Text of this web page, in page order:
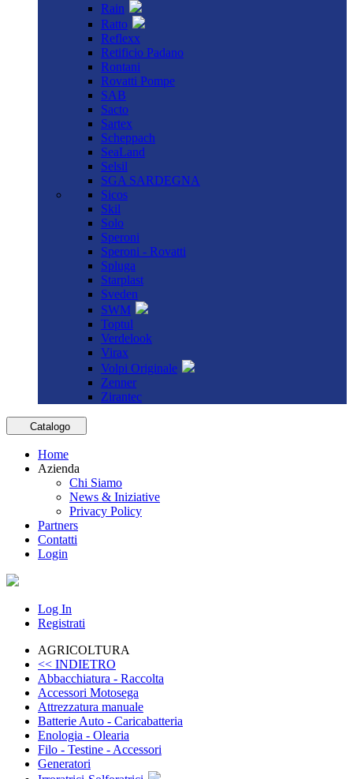
Rain
Ratto
Reflexx
Retificio Padano
Rontani
Rovatti Pompe
SAB
Sacto
Sartex
Scheppach
SeaLand
Selsil
SGA SARDEGNA
Sicos
Skil
Solo
Speroni
Speroni - Rovatti
Spluga
Starplast
Sveden
SWM
Toptul
Verdelook
Virax
Volpi Originale
Zenner
Zirantec
Catalogo
Home
Azienda
Chi Siamo
News & Iniziative
Privacy Policy
Partners
Contatti
Login
Log In
Registrati
AGRICOLTURA
<< INDIETRO
Abbacchiatura - Raccolta
Accessori Motosega
Attrezzatura manuale
Batterie Auto - Caricabatteria
Enologia - Olearia
Filo - Testine - Accessori
Generatori